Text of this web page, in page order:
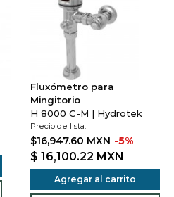
Fluxómetro para
Mingitorio
H 8000 C-M | Hydrotek
Precio de lista:
$16,947.60 MXN -5%
$ 16,100.22 MXN
Agregar al carrito